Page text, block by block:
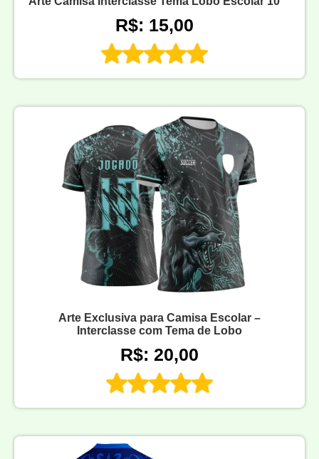
R$: 15,00
Arte Exclusiva para Camisa Escolar –
Interclasse com Tema de Lobo
R$: 20,00